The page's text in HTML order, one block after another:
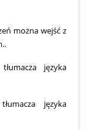
można wejść z
języka
języka